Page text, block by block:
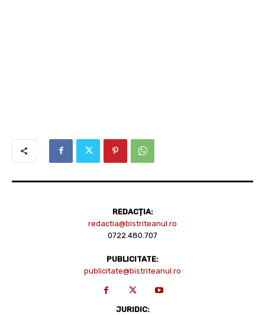
REDACȚIA:
redactia@bistriteanul.ro
0722.480.707
PUBLICITATE:
publicitate@bistriteanul.ro
JURIDIC: